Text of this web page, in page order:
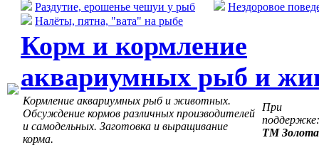
Раздутие, ерошенье чешуи у рыб
Налёты, пятна, "вата" на рыбе
Нездоровое
Корм и кормление
аквариумных рыб и
Кормление аквариумных рыб и животных.
Обсуждение кормов различных производителей
и самодельных. Заготовка и выращивание
корма.
При
поддержке:
ТМ